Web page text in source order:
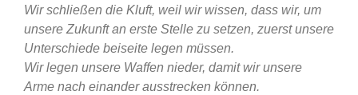
Wir schließen die Kluft, weil wir wissen, dass wir, um
unsere Zukunft an erste Stelle zu setzen, zuerst unsere
Unterschiede beiseite legen müssen.
Wir legen unsere Waffen nieder, damit wir unsere
Arme nach einander ausstrecken können.